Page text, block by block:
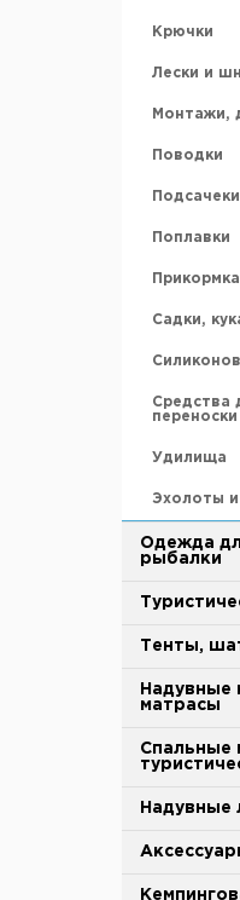
рыбалки
Крючки
Лески и
Монтажи,
Поводки
Подсачеки
Поплавки
Прикормка
Садки,
Средства
переноски
Удилища
Эхолоты
Одежда
рыбалки
Зимняя
Защита
Alpika
BTrace
Totem
Tramp
Тенты,
Палатки
Торговые
Палатки
Тенты
Надувные
матрасы
Надувные
Спальные
Спальные
Коврики
Надувные
Весла и